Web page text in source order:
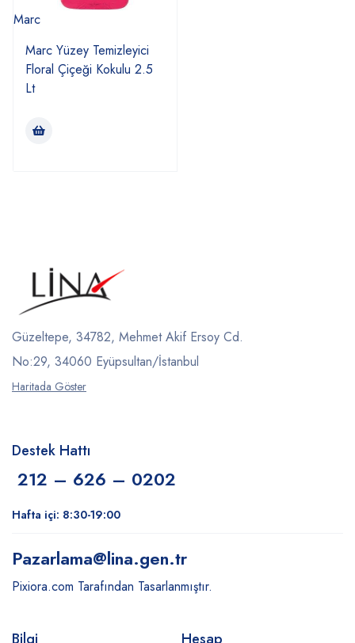
Marc
Marc Yüzey Temizleyici
Floral Çiçeği Kokulu 2.5
Lt
Güzeltepe, 34782, Mehmet Akif Ersoy Cd.
No:29, 34060 Eyüpsultan/İstanbul
Haritada Göster
Destek Hattı
212 – 626 – 0202
Hafta içi: 8:30-19:00
Pazarlama@lina.gen.tr
Pixiora.com Tarafından Tasarlanmıştır.